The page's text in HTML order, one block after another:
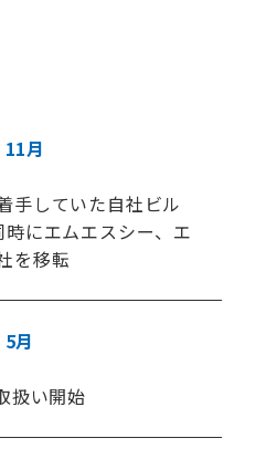
11月
手していた自社ビル
時にエムエスシー、エ
を移転
5月
扱い開始